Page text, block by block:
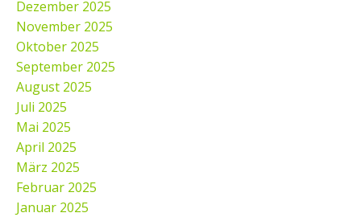
Dezember 2025
November 2025
Oktober 2025
September 2025
August 2025
Juli 2025
Mai 2025
April 2025
März 2025
Februar 2025
Januar 2025